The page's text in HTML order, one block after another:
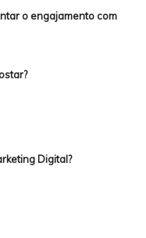
o engajamento com
Digital?